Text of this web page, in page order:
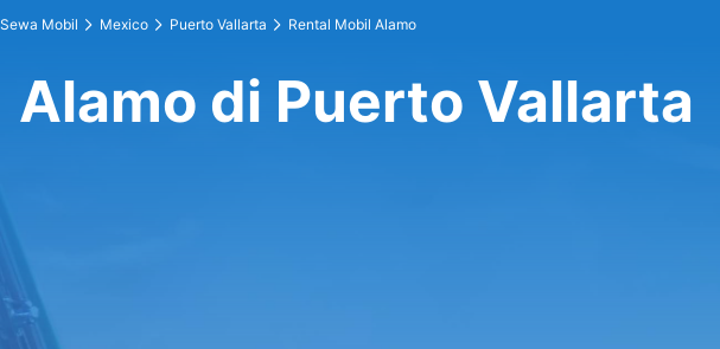
Sewa Mobil Mexico Puerto Vallarta Rental Mobil Alamo
Alamo di Puerto Vallarta